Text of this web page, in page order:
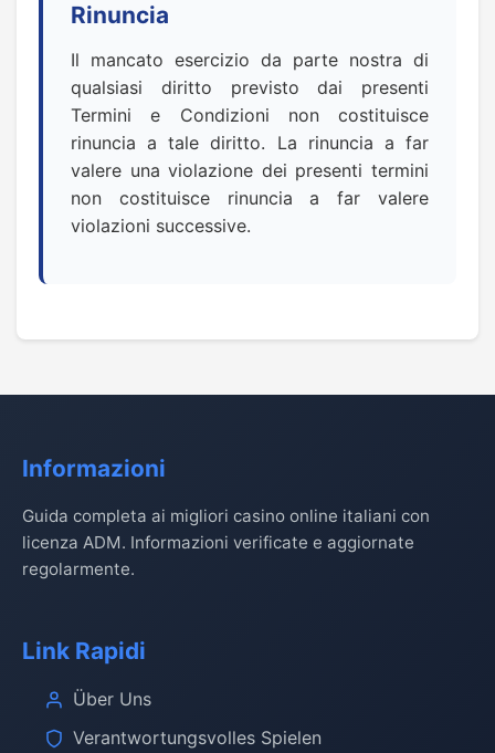
Rinuncia
Il mancato esercizio da parte nostra di
qualsiasi diritto previsto dai presenti
Termini e Condizioni non costituisce
rinuncia a tale diritto. La rinuncia a far
valere una violazione dei presenti termini
non costituisce rinuncia a far valere
violazioni successive.
Informazioni
Guida completa ai migliori casino online italiani con
licenza ADM. Informazioni verificate e aggiornate
regolarmente.
Link Rapidi
Über Uns
Verantwortungsvolles Spielen